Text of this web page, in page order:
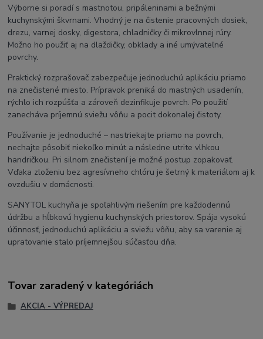
Výborne si poradí s mastnotou, pripáleninami a bežnými
kuchynskými škvrnami. Vhodný je na čistenie pracovných dosiek,
drezu, varnej dosky, digestora, chladničky či mikrovlnnej rúry.
Možno ho použiť aj na dlaždičky, obklady a iné umývateľné
povrchy.
Praktický rozprašovač zabezpečuje jednoduchú aplikáciu priamo
na znečistené miesto. Prípravok preniká do mastných usadenín,
rýchlo ich rozpúšťa a zároveň dezinfikuje povrch. Po použití
zanecháva príjemnú sviežu vôňu a pocit dokonalej čistoty.
Používanie je jednoduché – nastriekajte priamo na povrch,
nechajte pôsobiť niekoľko minút a následne utrite vlhkou
handričkou. Pri silnom znečistení je možné postup zopakovať.
Vďaka zloženiu bez agresívneho chlóru je šetrný k materiálom aj k
ovzdušiu v domácnosti.
SANYTOL kuchyňa je spoľahlivým riešením pre každodennú
údržbu a hĺbkovú hygienu kuchynských priestorov. Spája vysokú
účinnosť, jednoduchú aplikáciu a sviežu vôňu, aby sa varenie aj
upratovanie stalo príjemnejšou súčasťou dňa.
Tovar zaradený v kategóriách
AKCIA - VÝPREDAJ